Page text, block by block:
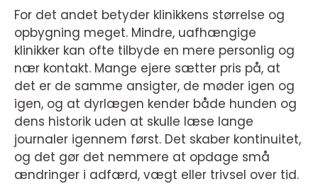
For det andet betyder klinikkens størrelse og
opbygning meget. Mindre, uafhængige
klinikker kan ofte tilbyde en mere personlig og
nær kontakt. Mange ejere sætter pris på, at
det er de samme ansigter, de møder igen og
igen, og at dyrlægen kender både hunden og
dens historik uden at skulle læse lange
journaler igennem først. Det skaber kontinuitet,
og det gør det nemmere at opdage små
ændringer i adfærd, vægt eller trivsel over tid.